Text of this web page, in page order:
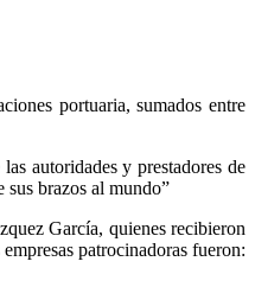
portuaria, sumados entre
autoridades y prestadores de
brazos al mundo”
García, quienes recibieron
patrocinadoras fueron: